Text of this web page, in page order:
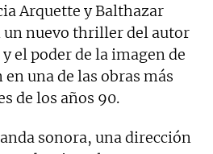
Arquette y Balthazar
nuevo thriller del autor
el poder de la imagen de
una de las obras más
de los años 90.
sonora, una dirección